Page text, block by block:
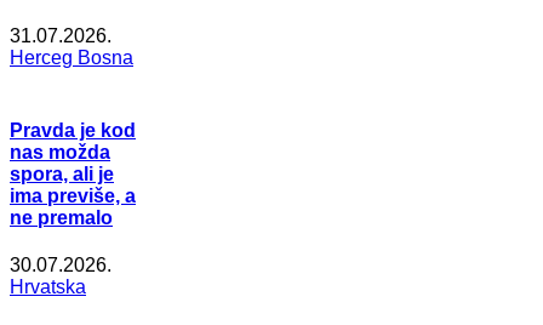
31.07.2026.
Herceg Bosna
Pravda je kod
nas možda
spora, ali je
ima previše, a
ne premalo
30.07.2026.
Hrvatska